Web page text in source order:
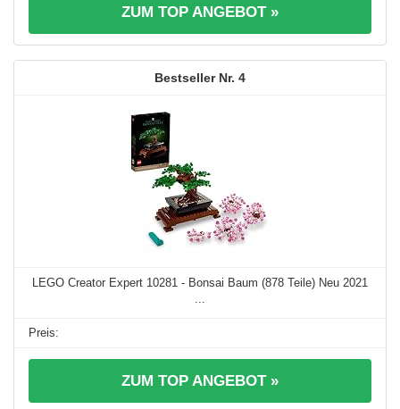
ZUM TOP ANGEBOT »
4
LEGO Creator Expert 10281 - Bonsai Baum (878 Teile) Neu 2021
ZUM TOP ANGEBOT »